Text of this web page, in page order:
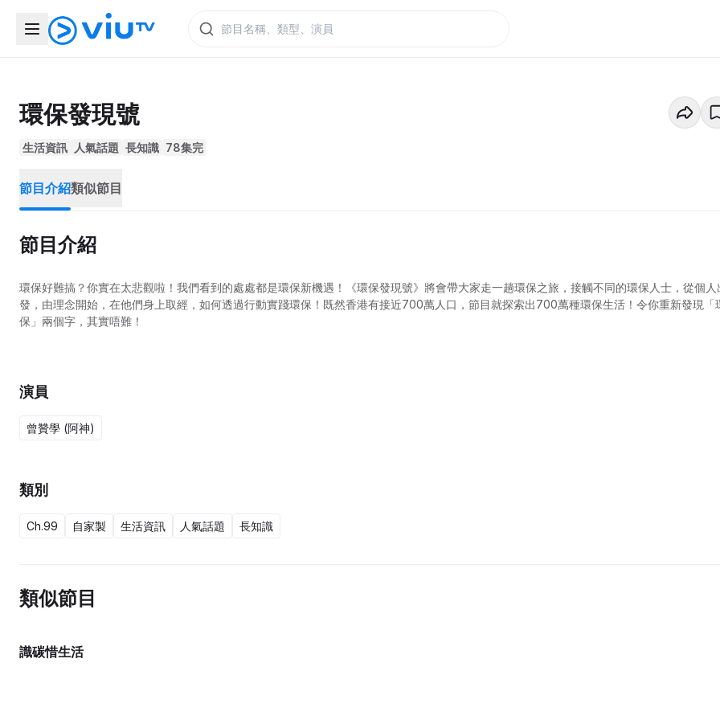
環保發現號
生活資訊 人氣話題 長知識 78集完
節目介紹類似節目
節目介紹
環保好難搞？你實在太悲觀啦！我們看到的處處都是環保新機遇！《環保發現號》將會帶大家走一趟環保之旅，接觸不同的環保人士，從個人
發，由理念開始，在他們身上取經，如何透過行動實踐環保！既然香港有接近700萬人口，節目就探索出700萬種環保生活！令你重新發現「
保」兩個字，其實唔難！
演員
曾贊學 (阿神)
類別
Ch.99 自家製 生活資訊 人氣話題 長知識
類似節目
識碳惜生活